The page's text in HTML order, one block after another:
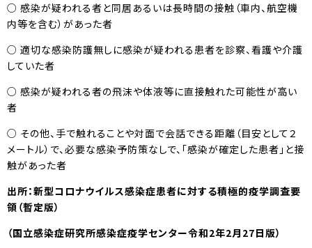
○ 感染が疑われる者と同居あるいは長時間の接触（車内、航空機
内等を含む）があった者
○ 適切な感染防護無しに感染が疑われる患者を診察、看護や介護
していた者
○ 感染が疑われる者の飛沫や体液等に直接触れた可能性が高い
者
○ その他、手で触れることや対面で会話できる距離（目安として２
メートル）で、必要な感染予防策なしで、「感染が確定した患者」と接
触があった者
出所：新型コロナウイルス感染症患者に対する積極的疫学調査要
領（暫定版）
（国立感染症研究所感染症疫学センター令和2年2月27日版）